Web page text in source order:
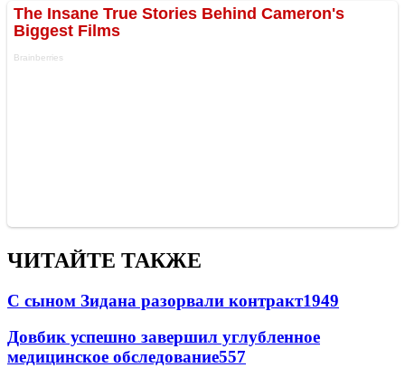
ЧИТАЙТЕ ТАКЖЕ
С сыном Зидана разорвали контракт1949
Довбик успешно завершил углубленное
медицинское обследование557